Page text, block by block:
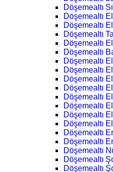
Döşemealtı
Döşemealtı
Döşemealtı
Döşemealtı
Döşemealtı
Döşemealtı
Döşemealtı
Döşemealtı
Döşemealtı
Döşemealtı
Döşemealtı
Döşemealtı
Döşemealtı
Döşemealtı
Döşemealtı
Döşemealtı
Döşemealtı
Döşemealtı
Döşemealtı